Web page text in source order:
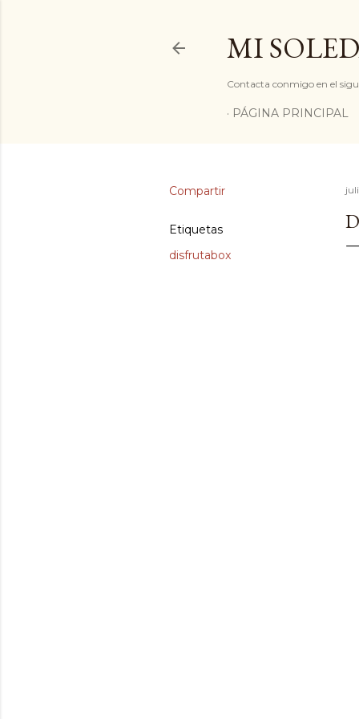
MI
Contacta conmigo en el
PÁGINA PRINCIPAL
Compartir
Etiquetas
disfrutabox